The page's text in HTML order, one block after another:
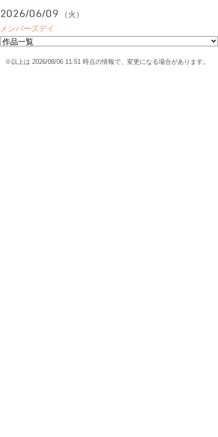
2026/06/09 （火）
メンバーズデイ
※以上は 2026/08/06 11:51 時点の情報で、変更になる場合があります。